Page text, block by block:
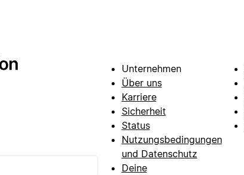
Unternehmen
Über uns
Karriere
Sicherheit
Status
Nutzungsbedingungen
und Datenschutz
Deine